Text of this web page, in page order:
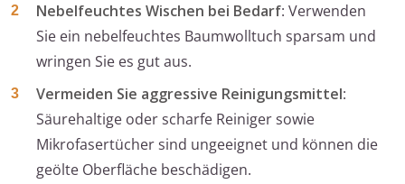
Nebelfeuchtes Wischen bei Bedarf: Verwenden
Sie ein nebelfeuchtes Baumwolltuch sparsam und
wringen Sie es gut aus.
Vermeiden Sie aggressive Reinigungsmittel:
Säurehaltige oder scharfe Reiniger sowie
Mikrofasertücher sind ungeeignet und können die
geölte Oberfläche beschädigen.